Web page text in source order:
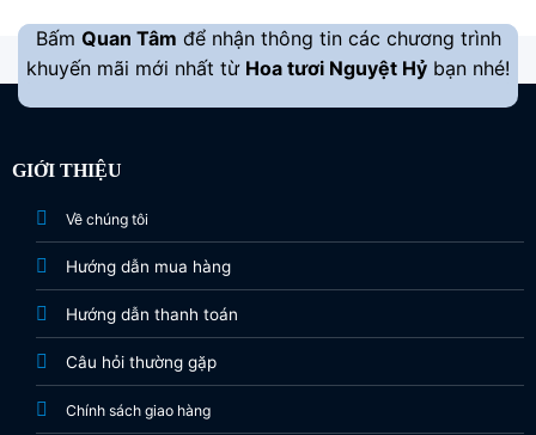
Bấm Quan Tâm để nhận thông tin các chương trình
khuyến mãi mới nhất từ Hoa tươi Nguyệt Hỷ bạn nhé!
GIỚI THIỆU
Về chúng tôi
Hướng dẫn mua hàng
Hướng dẫn thanh toán
Câu hỏi thường gặp
Chính sách giao hàng